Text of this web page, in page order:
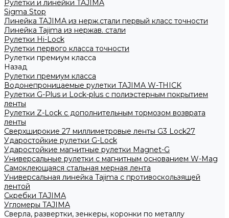
Рулетки и линейки TAJIMA
Sigma Stop
Линейка TAJIMA из нерж.стали первый класс точности
Линейка Tajima из нержав. стали
Рулетки Hi-Lock
Рулетки первого класса точности
Рулетки премиум класса
Назад
Рулетки премиум класса
Водонепроницаемые рулетки TAJIMA W-THICK
Рулетки G-Plus и Lock-plus с полиэстерным покрытием
ленты
Рулетки Z-Lock с дополнительным тормозом возврата
ленты
Сверхширокие 27 миллиметровые ленты G3 Lock27
Ударостойкие рулетки G-Lock
Ударостойкие магнитные рулетки Magnet-G
Универсальные рулетки с магнитным основанием W-Mag
Самоклеющаяся стальная мерная лента
Универсальная линейка Tajima с противоскользящей
лентой
Скребки TAJIMA
Угломеры TAJIMA
Сверла, развертки, зенкеры, коронки по металлу